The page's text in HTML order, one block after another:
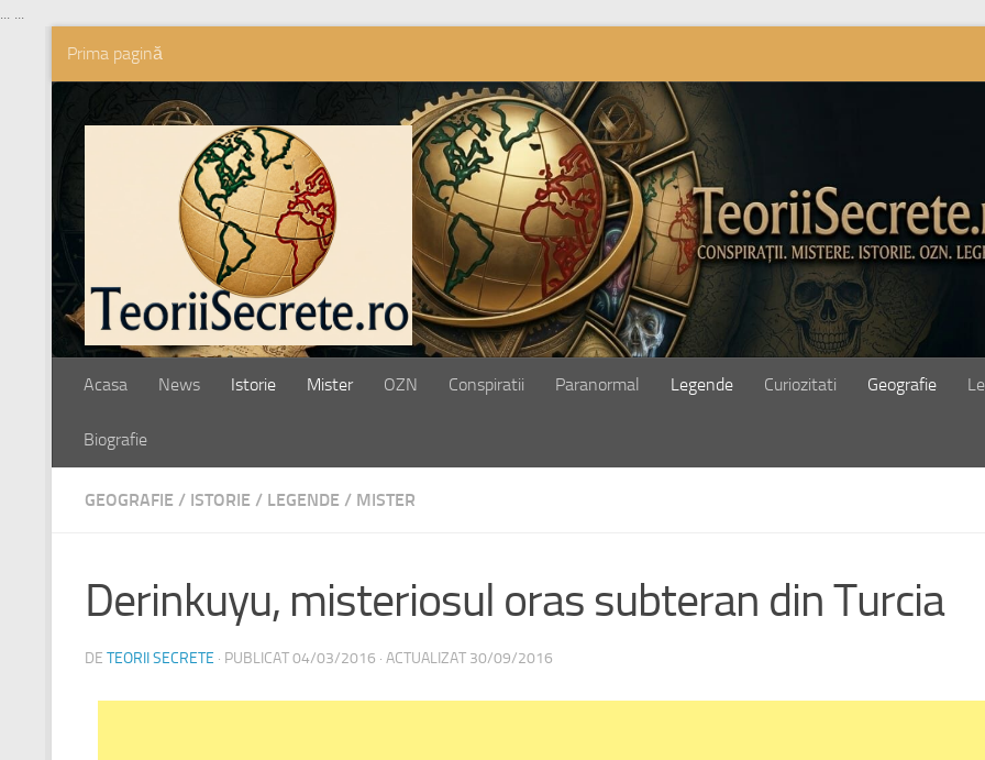
... ...
Skip to content
Prima pagină
Acasa News Istorie Mister OZN Conspiratii Paranormal Legende Curiozitati Geografie
Biografie
GEOGRAFIE / ISTORIE / LEGENDE / MISTER
Derinkuyu, misteriosul oras subteran din Turcia
DE TEORII SECRETE · PUBLICAT04/03/2016 · ACTUALIZAT 30/09/2016